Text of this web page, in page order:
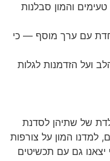
והמון סבלנות
עם ערך מוסף — כי
ועל הזדמנות לגלות
של שתיהן לסדנת
למדנו המון על צורפות
גם עם תכשיטים